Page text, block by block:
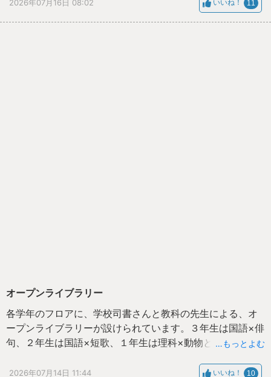
い時間を過ごせるよう試行錯誤する日々です。
2026年07月16日 08:02 いいね！ 11
オープンライブラリー
各学年のフロアに、学校司書さんと教科の先生による、オ
ープンライブラリーが設けられています。３年生は国語×俳
句、２年生は国語×短歌、１年生は理科×動物といった具合
ります。
…もっとよむ
2026年07月14日 11:44 いいね！ 10